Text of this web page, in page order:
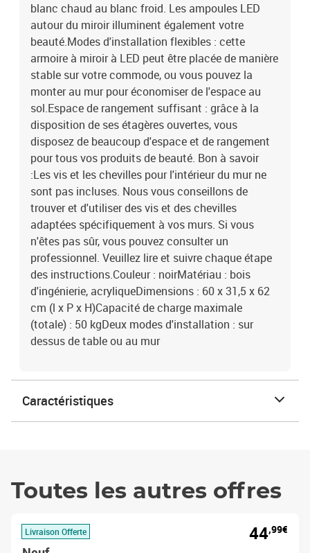
blanc chaud au blanc froid. Les ampoules LED
autour du miroir illuminent également votre
beauté.Modes d'installation flexibles : cette
armoire à miroir à LED peut être placée de manière
stable sur votre commode, ou vous pouvez la
monter au mur pour économiser de l'espace au
sol.Espace de rangement suffisant : grâce à la
disposition de ses étagères ouvertes, vous
disposez de beaucoup d'espace et de rangement
pour tous vos produits de beauté. Bon à savoir
:Les vis et les chevilles pour l'intérieur du mur ne
sont pas incluses. Nous vous conseillons de
trouver et d'utiliser des vis et des chevilles
adaptées spécifiquement à vos murs. Si vous
n'êtes pas sûr, vous pouvez consulter un
professionnel. Veuillez lire et suivre chaque étape
des instructions.Couleur : noirMatériau : bois
d'ingénierie, acryliqueDimensions : 60 x 31,5 x 62
cm (l x P x H)Capacité de charge maximale
(totale) : 50 kgDeux modes d'installation : sur
dessus de table ou au mur
Caractéristiques
Toutes les autres offres
Livraison Offerte 44,99€